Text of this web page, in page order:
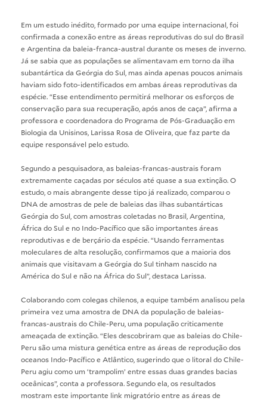
Em um estudo inédito, formado por uma equipe internacional, foi
confirmada a conexão entre as áreas reprodutivas do sul do Brasil
e Argentina da baleia-franca-austral durante os meses de inverno.
Já se sabia que as populações se alimentavam em torno da ilha
subantártica da Geórgia do Sul, mas ainda apenas poucos animais
haviam sido foto-identificados em ambas áreas reprodutivas da
espécie. “Esse entendimento permitirá melhorar os esforços de
conservação para sua recuperação, após anos de caça”, afirma a
professora e coordenadora do Programa de Pós-Graduação em
Biologia da Unisinos, Larissa Rosa de Oliveira, que faz parte da
equipe responsável pelo estudo.
Segundo a pesquisadora, as baleias-francas-austrais foram
extremamente caçadas por séculos até quase a sua extinção. O
estudo, o mais abrangente desse tipo já realizado, comparou o
DNA de amostras de pele de baleias das ilhas subantárticas
Geórgia do Sul, com amostras coletadas no Brasil, Argentina,
África do Sul e no Indo-Pacífico que são importantes áreas
reprodutivas e de berçário da espécie. “Usando ferramentas
moleculares de alta resolução, confirmamos que a maioria dos
animais que visitavam a Geórgia do Sul tinham nascido na
América do Sul e não na África do Sul”, destaca Larissa.
Colaborando com colegas chilenos, a equipe também analisou pela
primeira vez uma amostra de DNA da população de baleias-
francas-austrais do Chile-Peru, uma população criticamente
ameaçada de extinção. “Eles descobriram que as baleias do Chile-
Peru são uma mistura genética entre as áreas de reprodução dos
oceanos Indo-Pacífico e Atlântico, sugerindo que o litoral do Chile-
Peru agiu como um ‘trampolim’ entre essas duas grandes bacias
oceânicas”, conta a professora. Segundo ela, os resultados
mostram este importante link migratório entre as áreas de